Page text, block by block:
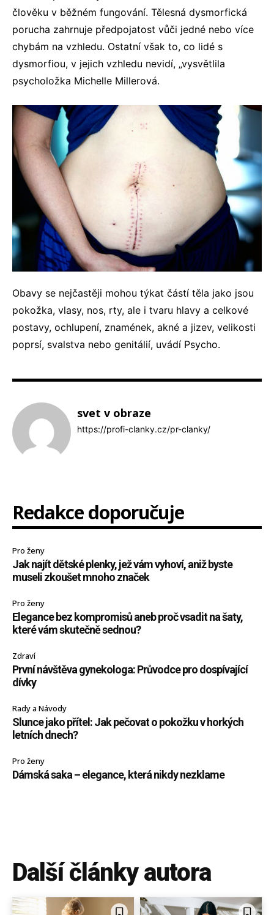
člověku v běžném fungování. Tělesná dysmorfická
porucha zahrnuje předpojatost vůči jedné nebo více
chybám na vzhledu. Ostatní však to, co lidé s
dysmorfiou, v jejich vzhledu nevidí, „vysvětlila
psycholožka Michelle Millerová.
Obavy se nejčastěji mohou týkat částí těla jako jsou
pokožka, vlasy, nos, rty, ale i tvaru hlavy a celkové
postavy, ochlupení, znamének, akné a jizev, velikosti
poprsí, svalstva nebo genitálií, uvádí Psycho.
svet v obraze
https://profi-clanky.cz/pr-clanky/
Redakce doporučuje
Pro ženy
Jak najít dětské plenky, jež vám vyhoví, aniž byste
museli zkoušet mnoho značek
Pro ženy
Elegance bez kompromisů aneb proč vsadit na šaty,
které vám skutečně sednou?
Zdraví
První návštěva gynekologa: Průvodce pro dospívající
dívky
Rady a Návody
Slunce jako přítel: Jak pečovat o pokožku v horkých
letních dnech?
Pro ženy
Dámská saka – elegance, která nikdy nezklame
Další články autora